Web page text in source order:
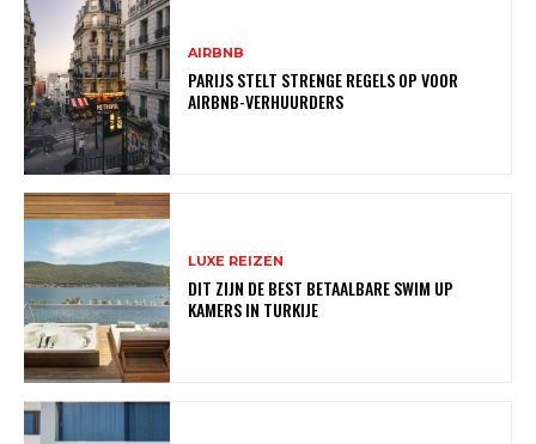
AIRBNB
PARIJS STELT STRENGE REGELS OP VOOR
AIRBNB-VERHUURDERS
LUXE REIZEN
DIT ZIJN DE BEST BETAALBARE SWIM UP
KAMERS IN TURKIJE